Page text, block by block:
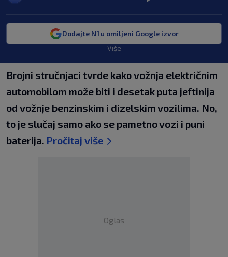
Dodajte N1 u omiljeni Google izvor
Više
Brojni stručnjaci tvrde kako vožnja električnim
automobilom može biti i desetak puta jeftinija
od vožnje benzinskim i dizelskim vozilima. No,
to je slučaj samo ako se pametno vozi i puni
baterija. Pročitaj više
Oglas